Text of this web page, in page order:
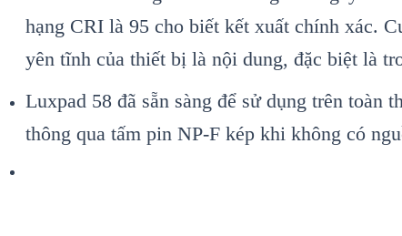
hạng CRI là 95 cho biết kết xuất chính xác.
yên tĩnh của thiết bị là nội dung, đặc biệt là
Luxpad 58 đã sẵn sàng để sử dụng trên
thông qua tấm pin NP-F kép khi không có